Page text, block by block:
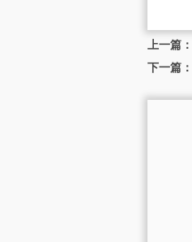
上一篇：
下一篇：